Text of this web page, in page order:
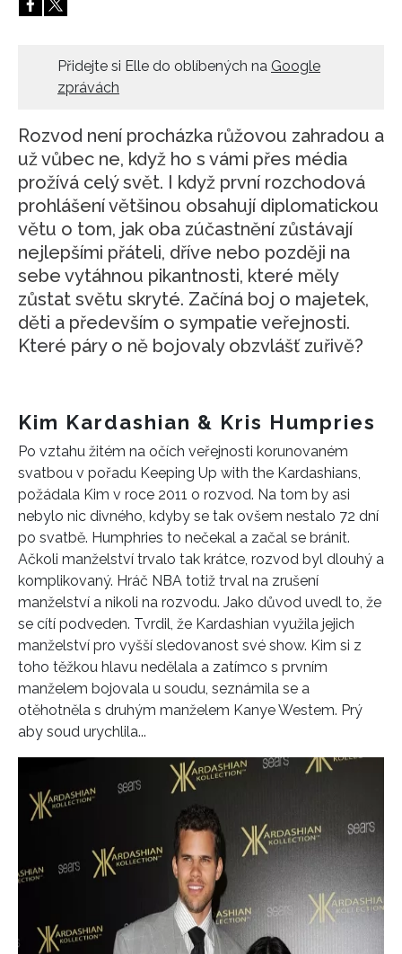
Přidejte si Elle do oblíbených na Google
zprávách
Rozvod není procházka růžovou zahradou a
už vůbec ne, když ho s vámi přes média
prožívá celý svět. I když první rozchodová
prohlášení většinou obsahují diplomatickou
větu o tom, jak oba zúčastnění zůstávají
nejlepšími přáteli, dříve nebo později na
sebe vytáhnou pikantnosti, které měly
zůstat světu skryté. Začíná boj o majetek,
děti a především o sympatie veřejnosti.
Které páry o ně bojovaly obzvlášť zuřivě?
Kim Kardashian & Kris Humpries
Po vztahu žitém na očích veřejnosti korunovaném
svatbou v pořadu Keeping Up with the Kardashians,
požádala Kim v roce 2011 o rozvod. Na tom by asi
nebylo nic divného, kdyby se tak ovšem nestalo 72 dní
po svatbě. Humphries to nečekal a začal se bránit.
Ačkoli manželství trvalo tak krátce, rozvod byl dlouhý a
komplikovaný. Hráč NBA totiž trval na zrušení
manželství a nikoli na rozvodu. Jako důvod uvedl to, že
se cítí podveden. Tvrdil, že Kardashian využila jejich
manželství pro vyšší sledovanost své show. Kim si z
toho těžkou hlavu nedělala a zatímco s prvním
manželem bojovala u soudu, seznámila se a
otěhotněla s druhým manželem Kanye Westem. Prý
aby soud urychlila...